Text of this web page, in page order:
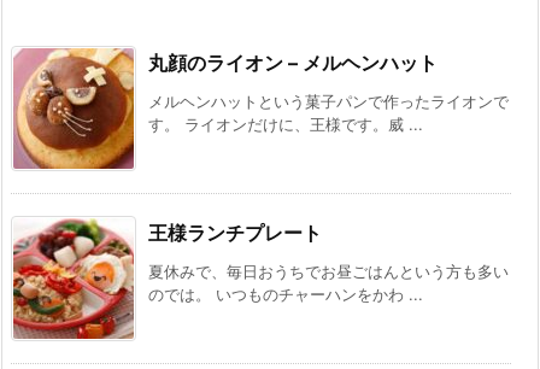
丸顔のライオン – メルヘンハット
メルヘンハットという菓子パンで作ったライオンで
す。 ライオンだけに、王様です。威 ...
王様ランチプレート
夏休みで、毎日おうちでお昼ごはんという方も多い
のでは。 いつものチャーハンをかわ ...